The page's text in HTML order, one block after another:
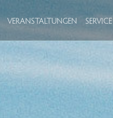
VERANSTALTUNGEN SERVICE